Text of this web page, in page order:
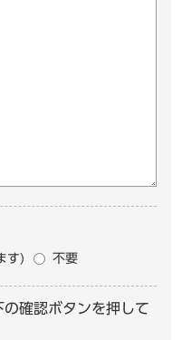
す) 不要
確認ボタンを押して